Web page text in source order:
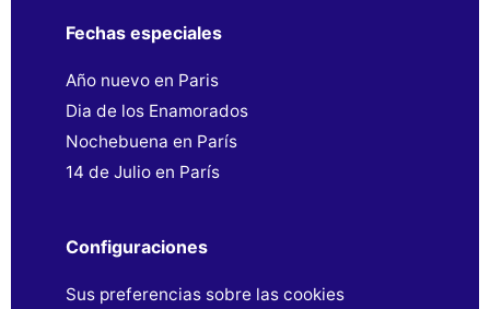
Fechas especiales
Año nuevo en Paris
Dia de los Enamorados
Nochebuena en París
14 de Julio en París
Configuraciones
Sus preferencias sobre las cookies